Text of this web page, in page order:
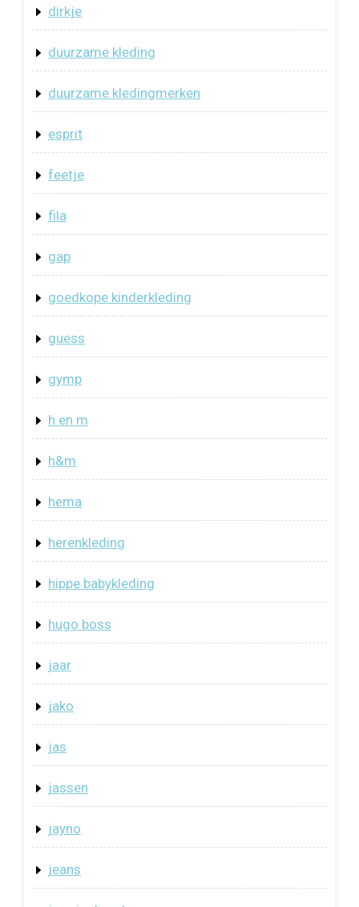
dirkje
duurzame kleding
duurzame kledingmerken
esprit
feetje
fila
gap
goedkope kinderkleding
guess
gymp
h en m
h&m
hema
herenkleding
hippe babykleding
hugo boss
jaar
jako
jas
jassen
jayno
jeans